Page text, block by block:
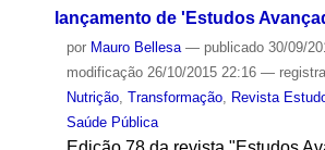
lançamento de 'Estudos
por Mauro Bellesa — publicado30/09/
modificação26/10/2015 22:16 —
Nutrição, Transformação, Revista
Saúde Pública